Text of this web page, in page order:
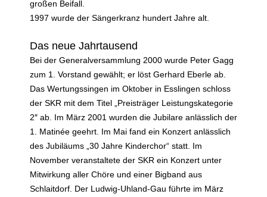
großen Beifall.
1997 wurde der Sängerkranz hundert Jahre alt.
Das neue Jahrtausend
Bei der Generalversammlung 2000 wurde Peter Gagg
zum 1. Vorstand gewählt; er löst Gerhard Eberle ab.
Das Wertungssingen im Oktober in Esslingen schloss
der SKR mit dem Titel „Preisträger Leistungskategorie
2″ ab. Im März 2001 wurden die Jubilare anlässlich der
1. Matinée geehrt. Im Mai fand ein Konzert anlässlich
des Jubiläums „30 Jahre Kinderchor“ statt. Im
November veranstaltete der SKR ein Konzert unter
Mitwirkung aller Chöre und einer Bigband aus
Schlaitdorf. Der Ludwig-Uhland-Gau führte im März